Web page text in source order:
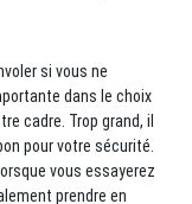
si vous ne
dans le choix
cadre. Trop grand, il
pour votre sécurité.
vous essayerez
prendre en